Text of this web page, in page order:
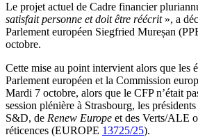
Le projet actuel de Cadre financier
satisfait personne et doit être réécrit », a
Parlement européen Siegfried Mureșan
octobre.
Cette mise au point intervient alors que les
Parlement européen et la Commission
Mardi 7 octobre, alors que le CFP n’était
session plénière à Strasbourg, les
S&D, de Renew Europe et des Verts/ALE
réticences (EUROPE 13725/25).